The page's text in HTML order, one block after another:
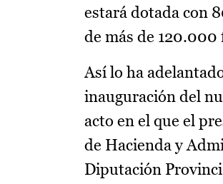
estará dotada con
de más de 120.000
Así lo ha
inauguración del
acto en el que el
de Hacienda y
Diputación